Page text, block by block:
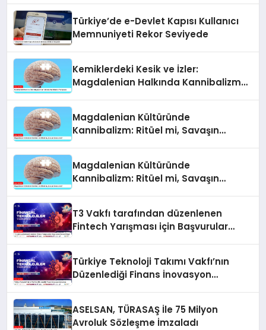
Türkiye’de e-Devlet Kapısı Kullanıcı
Memnuniyeti Rekor Seviyede
Kemiklerdeki Kesik ve İzler:
Magdalenian Halkında Kannibalizm
Magdalenian Kültüründe
Kannibalizm: Ritüel mi, Savaşın
Magdalenian Kültüründe
Kannibalizm: Ritüel mi, Savaşın
T3 Vakfı tarafından düzenlenen
Fintech Yarışması için Başvurular
Türkiye Teknoloji Takımı Vakfı’nın
Düzenlediği Finans İnovasyon
ASELSAN, TÜRASAŞ İle 75 Milyon
Avroluk Sözleşme İmzaladı